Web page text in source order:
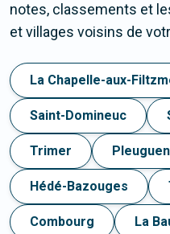
notes, classements et
et villages voisins de
La Chapelle-aux-
Saint-Domineuc
Trimer
Hédé-Bazouges
Combourg La